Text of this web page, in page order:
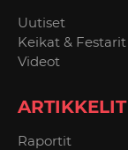
Uutiset
Keikat & Festarit
Videot
ARTIKKELIT
Raportit